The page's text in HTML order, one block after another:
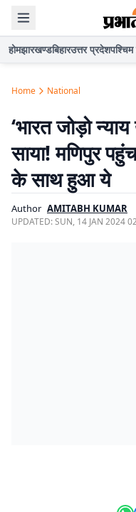
होमझारखण्डबिहारउत्तर प्रदेश
Home National
‘भारत जोड़ो
साया! मणिपुर
के साथ हुआ ये
Author AMITABH KUMAR
UPDATED:SUN, 14 JAN 2024